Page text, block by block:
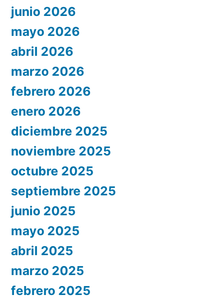
junio 2026
mayo 2026
abril 2026
marzo 2026
febrero 2026
enero 2026
diciembre 2025
noviembre 2025
octubre 2025
septiembre 2025
junio 2025
mayo 2025
abril 2025
marzo 2025
febrero 2025